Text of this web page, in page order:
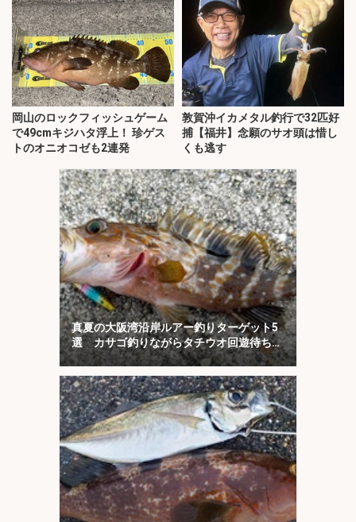
岡山のロックフィッシュゲーム
で49cmキジハタ浮上！ 珍ゲス
トのオニオコゼも2連発
敦賀沖イカメタル釣行で32匹好
捕【福井】念願のサオ頭は惜し
くも逃す
真夏の大阪湾沿岸ルアー釣りターゲット5
選 カサゴ釣りながらタチウオ回遊待ちが
オススメ？